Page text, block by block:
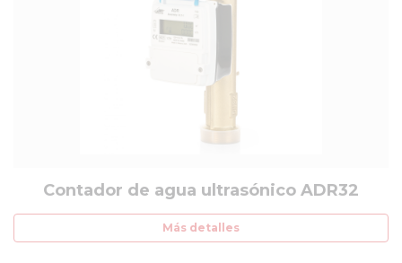
Contador de agua ultrasónico ADR32
Más detalles